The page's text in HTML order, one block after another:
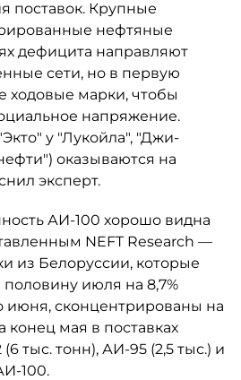
поставок. Крупные
нефтяные
дефицита направляют
сети, но в первую
ходовые марки, чтобы
напряжение.
у "Лукойла", "Джи-
оказываются на
эксперт.
АИ-100 хорошо видна
NEFT Research —
из Белоруссии, которые
июля на 8,7%
июня, сконцентрированы на
конец мая в поставках
тыс. тонн), АИ-95 (2,5 тыс.) и
100.